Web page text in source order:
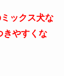
ックス犬な
きやすくな